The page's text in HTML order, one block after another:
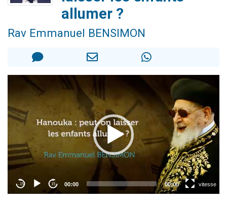
Il reste 49 places pour étudier en groupe sur Zoom
12 nouvelles musiques dans Torah-Box Music
allumer ?
Rav Emmanuel BENSIMON